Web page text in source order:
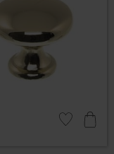
Lagre som